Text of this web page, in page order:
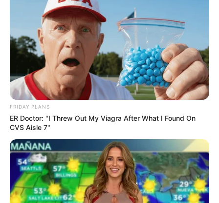
FRIDAY PLANS
ER Doctor: "I Threw Out My Viagra After What I Found On
CVS Aisle 7"